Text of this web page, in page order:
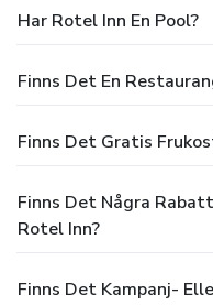
Har Rotel Inn En Pool?
Finns Det En
Finns Det Gratis
Finns Det Några
Rotel Inn?
Finns Det Kampanj-